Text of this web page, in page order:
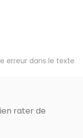
erreur dans le texte
rater de